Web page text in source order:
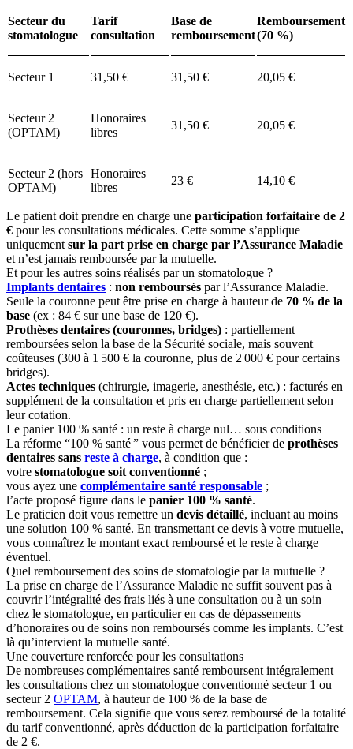
Secteur du
stomatologue
Tarif
consultation
Base de
remboursement
Remboursement
(70 %)
Secteur 1 31,50 € 31,50 € 20,05 €
Secteur 2
(OPTAM)
Honoraires
libres
31,50 € 20,05 €
Secteur 2 (hors
OPTAM)
Honoraires
libres
23 € 14,10 €
Le patient doit prendre en charge une participation forfaitaire de 2
€ pour les consultations médicales. Cette somme s’applique
uniquement sur la part prise en charge par l’Assurance Maladie
et n’est jamais remboursée par la mutuelle.
Et pour les autres soins réalisés par un stomatologue ?
Implants dentaires : non remboursés par l’Assurance Maladie.
Seule la couronne peut être prise en charge à hauteur de 70 % de la
base (ex : 84 € sur une base de 120 €).
Prothèses dentaires (couronnes, bridges) : partiellement
remboursées selon la base de la Sécurité sociale, mais souvent
coûteuses (300 à 1 500 € la couronne, plus de 2 000 € pour certains
bridges).
Actes techniques (chirurgie, imagerie, anesthésie, etc.) : facturés en
supplément de la consultation et pris en charge partiellement selon
leur cotation.
Le panier 100 % santé : un reste à charge nul… sous conditions
La réforme “100 % santé ” vous permet de bénéficier de prothèses
dentaires sans reste à charge, à condition que :
votre stomatologue soit conventionné ;
vous ayez une complémentaire santé responsable ;
l’acte proposé figure dans le panier 100 % santé.
Le praticien doit vous remettre un devis détaillé, incluant au moins
une solution 100 % santé. En transmettant ce devis à votre mutuelle,
vous connaîtrez le montant exact remboursé et le reste à charge
éventuel.
Quel remboursement des soins de stomatologie par la mutuelle ?
La prise en charge de l’Assurance Maladie ne suffit souvent pas à
couvrir l’intégralité des frais liés à une consultation ou à un soin
chez le stomatologue, en particulier en cas de dépassements
d’honoraires ou de soins non remboursés comme les implants. C’est
là qu’intervient la mutuelle santé.
Une couverture renforcée pour les consultations
De nombreuses complémentaires santé remboursent intégralement
les consultations chez un stomatologue conventionné secteur 1 ou
secteur 2 OPTAM, à hauteur de 100 % de la base de
remboursement. Cela signifie que vous serez remboursé de la totalité
du tarif conventionné, après déduction de la participation forfaitaire
de 2 €.